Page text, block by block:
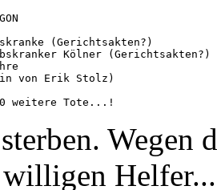
(Gerichtsakten?)
Kölner (Gerichtsakten?)
von Erik Stolz)
weitere Tote...!
Wegen
Helfer...